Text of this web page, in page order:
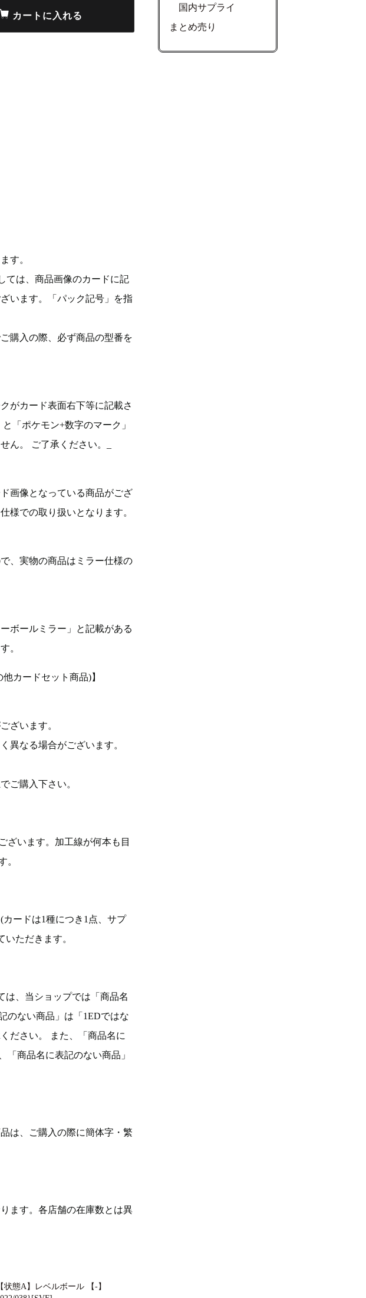
す。
ては、商品画像のカードに記
います。「パック記号」を指
購入の際、必ず商品の型番を
がカード表面右下等に記載さ
「ポケモン+数字のマーク」
ん。 ご了承ください。_
画像となっている商品がござ
様での取り扱いとなります。
、実物の商品はミラー仕様の
ボールミラー」と記載がある
。
カードセット商品)】
ざいます。
異なる場合がございます。
ご購入下さい。
ざいます。加工線が何本も目
。
ードは1種につき1点、サプ
ただきます。
は、当ショップでは「商品名
のない商品」は「1EDではな
ださい。 また、「商品名に
「商品名に表記のない商品」
は、ご購入の際に簡体字・繁
ます。各店舗の在庫数とは異
【状態A】レベルボール 【-】
国内サプライ
まとめ売り